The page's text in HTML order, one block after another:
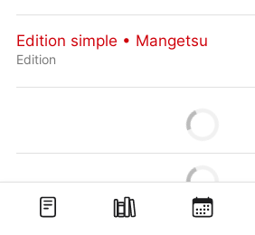
Edition simple • Mangetsu
Edition